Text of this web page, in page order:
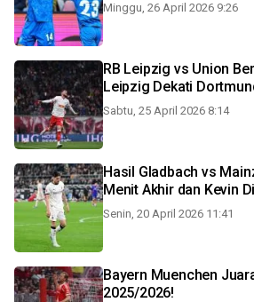
Minggu, 26 April 2026 9:26
RB Leipzig vs Union
Leipzig Dekati
Sabtu, 25 April 2026 8:14
Hasil Gladbach vs
Menit Akhir dan Kevin
Senin, 20 April 2026 11:41
Bayern Muenchen
2025/2026!